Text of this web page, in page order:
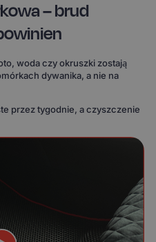
– brud
woda czy okruszki zostają
dywanika, a nie na
przez tygodnie, a czyszczenie